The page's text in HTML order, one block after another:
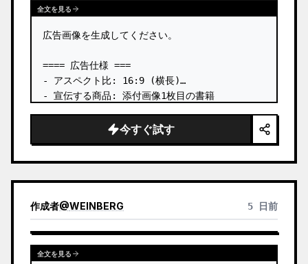
全文を見る
広告画像を生成してください。
==== 広告仕様 ===
- アスペクト比: 16:9 (横長)
- 宣伝する商品: 添付画像1枚目の書籍
- 言語: 日本語
# 含めるテキスト:
- プレヘッドコピー: 【発売約1週間で重版決定】
書籍「 Designing from Zero with AI 」絶賛
発売中。 …
今すぐ試す
作成者@WEINBERG 5 日前
全文を見る